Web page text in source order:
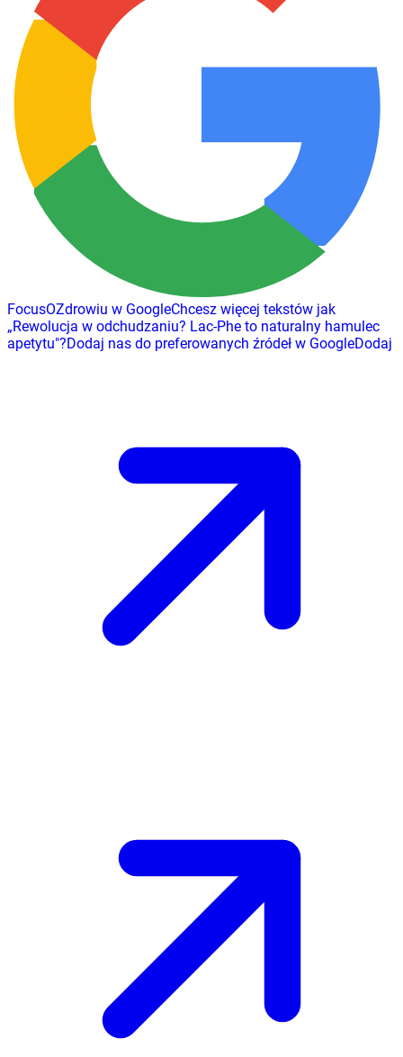
FocusOZdrowiu w GoogleChcesz więcej tekstów jak
„Rewolucja w odchudzaniu? Lac-Phe to naturalny hamulec
apetytu"?Dodaj nas do preferowanych źródeł w GoogleDodaj